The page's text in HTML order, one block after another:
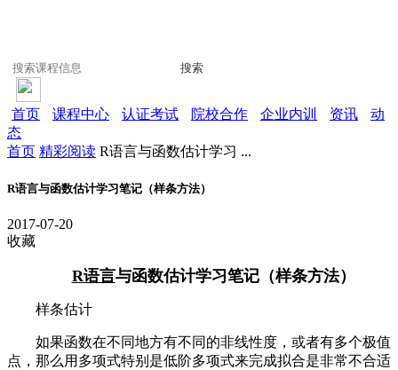
搜索
首页 课程中心 认证考试 院校合作 企业内训 资讯
动
态
首页 精彩阅读 R语言与函数估计学习 ...
R语言与函数估计学习笔记（样条方法）
2017-07-20
收藏
R语言与函数估计学习笔记（样条方法）
样条估计
如果函数在不同地方有不同的非线性度，或者有多个极值
点，那么用多项式特别是低阶多项式来完成拟合是非常不合适